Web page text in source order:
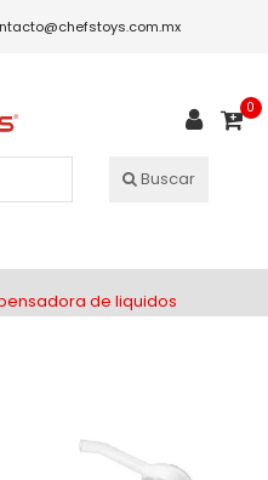
0
Buscar
de liquidos